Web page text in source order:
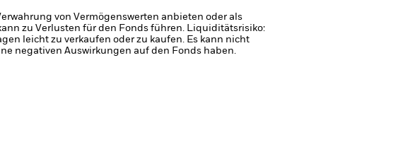
von Vermögenswerten anbieten oder als
zu Verlusten für den Fonds führen. Liquiditätsrisiko:
leicht zu verkaufen oder zu kaufen. Es kann nicht
negativen Auswirkungen auf den Fonds haben.